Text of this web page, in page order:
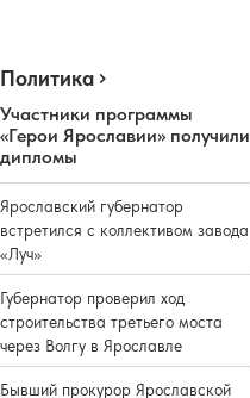
Политика
Участники программы
«Герои Ярославии» получили
дипломы
Ярославский губернатор
встретился с коллективом завода
«Луч»
Губернатор проверил ход
строительства третьего моста
через Волгу в Ярославле
Бывший прокурор Ярославской